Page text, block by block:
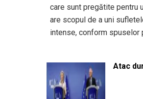
care sunt pregătite pentru
are scopul de a uni
intense, conform spuselor
Atac